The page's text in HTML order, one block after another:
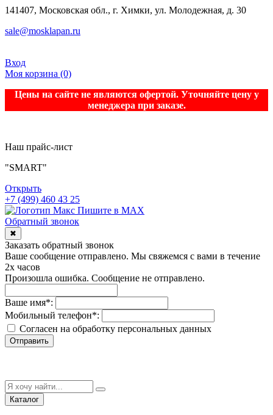
141407, Московская обл., г. Химки, ул. Молодежная, д. 30
sale@mosklapan.ru
Вход
Моя корзина (0)
Цены на сайте не являются офертой. Уточняйте цену у
менеджера при заказе.
Наш прайс-лист
"SMART"
Открыть
+7 (499) 460 43 25
Пишите в MAX
Обратный звонок
✖
Заказать обратный звонок
Ваше сообщение отправлено. Мы свяжемся с вами в течение
2х часов
Произошла ошибка. Сообщение не отправлено.
Ваше имя*:
Мобильный телефон*:
Согласен на обработку персональныx данных
Отправить
Каталог